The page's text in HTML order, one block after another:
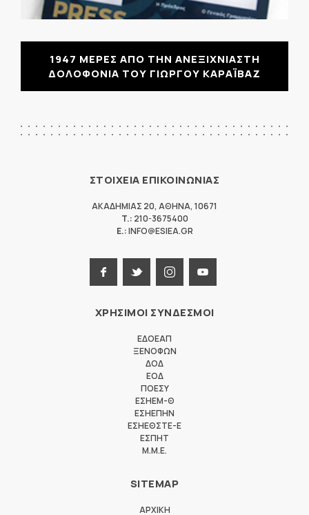
1947 ΜΕΡΕΣ ΑΠΟ ΤΗΝ ΑΝΕΞΙΧΝΙΑΣΤΗ
ΔΟΛΟΦΟΝΙΑ ΤΟΥ ΓΙΩΡΓΟΥ ΚΑΡΑΪΒΑΖ
ΣΤΟΙΧΕΙΑ ΕΠΙΚΟΙΝΩΝΙΑΣ
ΑΚΑΔΗΜΙΑΣ 20, ΑΘΗΝΑ, 10671
T.: 210-3675400
E.:INFO@ESIEA.GR
ΧΡΗΣΙΜΟΙ ΣΥΝΔΕΣΜΟΙ
ΕΔΟΕΑΠ
ΞΕΝΟΦΩΝ
ΔΟΔ
ΕΟΔ
ΠΟΕΣΥ
ΕΣΗΕΜ-Θ
ΕΣΗΕΠΗΝ
ΕΣΗΕΘΣΤΕ-Ε
ΕΣΠΗΤ
M.M.E.
SITEMAP
ΑΡΧΙΚΗ